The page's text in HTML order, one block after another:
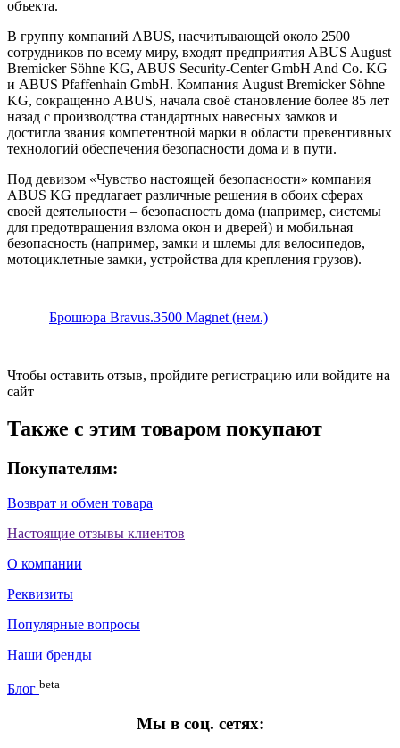
объекта.
В группу компаний ABUS, насчитывающей около 2500
сотрудников по всему миру, входят предприятия ABUS August
Bremicker Söhne KG, ABUS Security-Center GmbH And Co. KG
и ABUS Pfaffenhain GmbH. Компания August Bremicker Söhne
KG, сокращенно ABUS, начала своё становление более 85 лет
назад с производства стандартных навесных замков и
достигла звания компетентной марки в области превентивных
технологий обеспечения безопасности дома и в пути.
Под девизом «Чувство настоящей безопасности» компания
ABUS KG предлагает различные решения в обоих сферах
своей деятельности – безопасность дома (например, системы
для предотвращения взлома окон и дверей) и мобильная
безопасность (например, замки и шлемы для велосипедов,
мотоциклетные замки, устройства для крепления грузов).
Брошюра Bravus.3500 Magnet (нем.)
Чтобы оставить отзыв, пройдите регистрацию или войдите на
сайт
Также с этим товаром покупают
Покупателям:
Возврат и обмен товара
Настоящие отзывы клиентов
О компании
Реквизиты
Популярные вопросы
Наши бренды
Блог beta
Мы в соц. сетях: